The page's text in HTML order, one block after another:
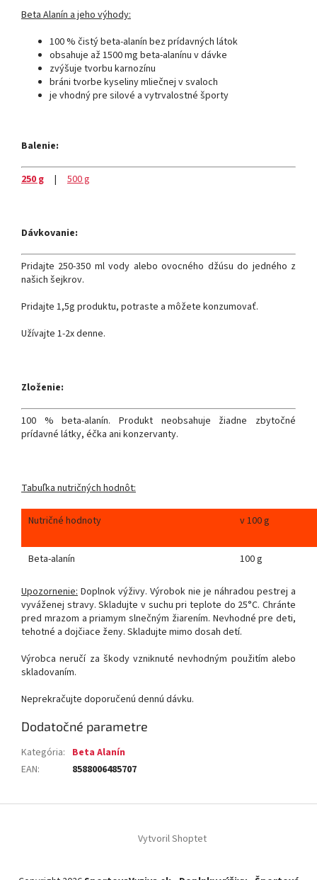
Beta Alanín a jeho výhody:
100 % čistý beta-alanín bez prídavných látok
obsahuje až 1500 mg beta-alanínu v dávke
zvýšuje tvorbu karnozínu
bráni tvorbe kyseliny mliečnej v svaloch
je vhodný pre silové a vytrvalostné športy
Balenie:
250 g | 500 g
Dávkovanie:
Pridajte 250-350 ml vody alebo ovocného džúsu do jedného z
našich šejkrov.
Pridajte 1,5g produktu, potraste a môžete konzumovať.
Užívajte 1-2x denne.
Zloženie:
100 % beta-alanín. Produkt neobsahuje žiadne zbytočné
prídavné látky, éčka ani konzervanty.
Tabuľka nutričných hodnôt:
Nutričné hodnoty v 100 g
Beta-alanín 100 g
Upozornenie: Doplnok výživy. Výrobok nie je náhradou pestrej a
vyváženej stravy. Skladujte v suchu pri teplote do 25°C. Chránte
pred mrazom a priamym slnečným žiarením. Nevhodné pre deti,
tehotné a dojčiace ženy. Skladujte mimo dosah detí.
Výrobca neručí za škody vzniknuté nevhodným použitím alebo
skladovaním.
Neprekračujte doporučenú dennú dávku.
Dodatočné parametre
Kategória: Beta Alanín
EAN: 8588006485707
Vytvoril Shoptet